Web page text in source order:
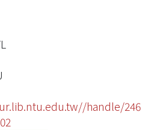
handle/246